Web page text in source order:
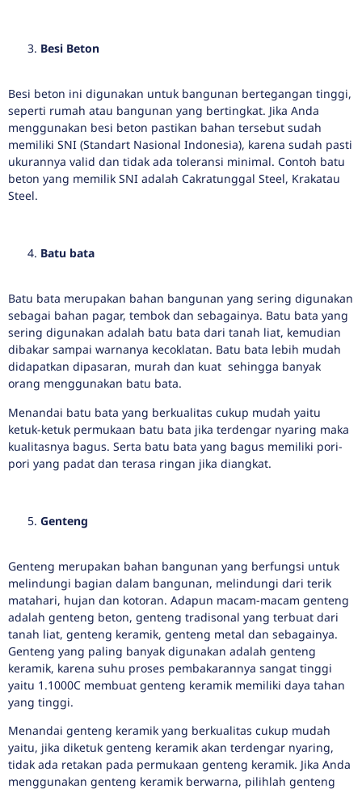
Besi Beton
Besi beton ini digunakan untuk bangunan bertegangan tinggi,
seperti rumah atau bangunan yang bertingkat. Jika Anda
menggunakan besi beton pastikan bahan tersebut sudah
memiliki SNI (Standart Nasional Indonesia), karena sudah pasti
ukurannya valid dan tidak ada toleransi minimal. Contoh batu
beton yang memilik SNI adalah Cakratunggal Steel, Krakatau
Steel.
Batu bata
Batu bata merupakan bahan bangunan yang sering digunakan
sebagai bahan pagar, tembok dan sebagainya. Batu bata yang
sering digunakan adalah batu bata dari tanah liat, kemudian
dibakar sampai warnanya kecoklatan. Batu bata lebih mudah
didapatkan dipasaran, murah dan kuat sehingga banyak
orang menggunakan batu bata.
Menandai batu bata yang berkualitas cukup mudah yaitu
ketuk-ketuk permukaan batu bata jika terdengar nyaring maka
kualitasnya bagus. Serta batu bata yang bagus memiliki pori-
pori yang padat dan terasa ringan jika diangkat.
Genteng
Genteng merupakan bahan bangunan yang berfungsi untuk
melindungi bagian dalam bangunan, melindungi dari terik
matahari, hujan dan kotoran. Adapun macam-macam genteng
adalah genteng beton, genteng tradisonal yang terbuat dari
tanah liat, genteng keramik, genteng metal dan sebagainya.
Genteng yang paling banyak digunakan adalah genteng
keramik, karena suhu proses pembakarannya sangat tinggi
yaitu 1.1000C membuat genteng keramik memiliki daya tahan
yang tinggi.
Menandai genteng keramik yang berkualitas cukup mudah
yaitu, jika diketuk genteng keramik akan terdengar nyaring,
tidak ada retakan pada permukaan genteng keramik. Jika Anda
menggunakan genteng keramik berwarna, pilihlah genteng